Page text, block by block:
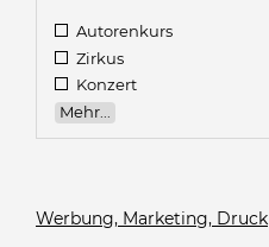
Autorenkurs
Zirkus
Konzert
Mehr...
Werbung, Marketing, Druck